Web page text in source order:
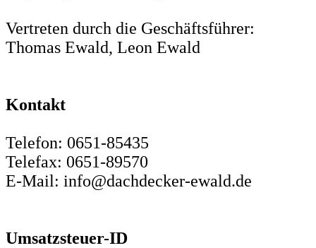
Vertreten durch die Geschäftsführer:
Thomas Ewald, Leon Ewald
Kontakt
Telefon: 0651-85435
Telefax: 0651-89570
E-Mail: info@dachdecker-ewald.de
Umsatzsteuer-ID